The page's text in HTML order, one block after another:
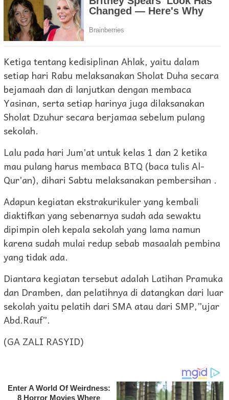
Ketiga tentang kedisiplinan Ahlak, yaitu dalam
setiap hari Rabu melaksanakan Sholat Duha secara
bejamaah dan di lanjutkan dengan membaca
Yasinan, serta setiap harinya juga dilaksanakan
Sholat Dzuhur secara berjamaa sebelum pulang
sekolah.
Lalu pada hari Jum’at untuk kelas 1 dan 2 ketika
mau pulang harus membaca BTQ (baca tulis Al-
Qur’an), dihari Sabtu melaksanakan pembersihan .
Adapun kegiatan ekstrakurikuler yang kembali
diaktifkan yang sebenarnya sudah ada sewaktu
dipimpin oleh kepala sekolah yang lama namun
karena sudah mulai redup sebab masaalah pembina
yang tidak ada.
Diantara kegiatan tersebut adalah Latihan Pramuka
dan Dramben, dan pelatihnya di datangkan dari luar
sekolah yaitu pelatih dari SMA atau dari SMP,”ujar
Abd.Rauf”.
(GA ZALI RASYID)